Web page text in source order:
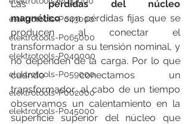
elektrotools-P043000
elektrotools-P065000
elektrotools-P040000
elektrotools-P059000
elektrotools-P002000
elektrotools-P045000
Las pérdidas del núcleo
magnético son pérdidas fijas que se
producen al conectar el
transformador a su tensión nominal, y
no dependen de la carga. Por lo que
cuando conectamos un
transformador, al cabo de un tiempo
observamos un calentamiento en la
superficie superior del núcleo que